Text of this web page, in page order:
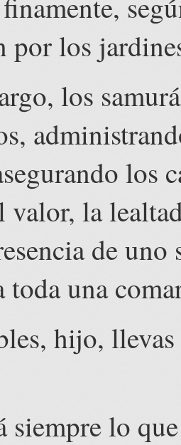
por los
los
los
valor, la
de
toda una
hijo, llevas
siempre lo